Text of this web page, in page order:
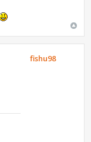
fishu98